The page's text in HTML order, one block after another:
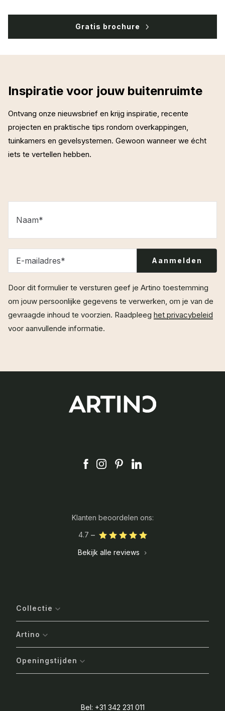
Gratis brochure
Inspiratie voor jouw buitenruimte
Ontvang onze nieuwsbrief en krijg inspiratie, recente
projecten en praktische tips rondom overkappingen,
tuinkamers en gevelsystemen. Gewoon wanneer we écht
iets te vertellen hebben.
Naam*
E-mailadres*
Door dit formulier te versturen geef je Artino toestemming
om jouw persoonlijke gegevens te verwerken, om je van de
gevraagde inhoud te voorzien. Raadpleeg het privacybeleid
voor aanvullende informatie.
Klanten beoordelen ons:
4.7
Bekijk alle reviews
Bel: +31 342 231 011
Collectie
Artino
Openingstijden